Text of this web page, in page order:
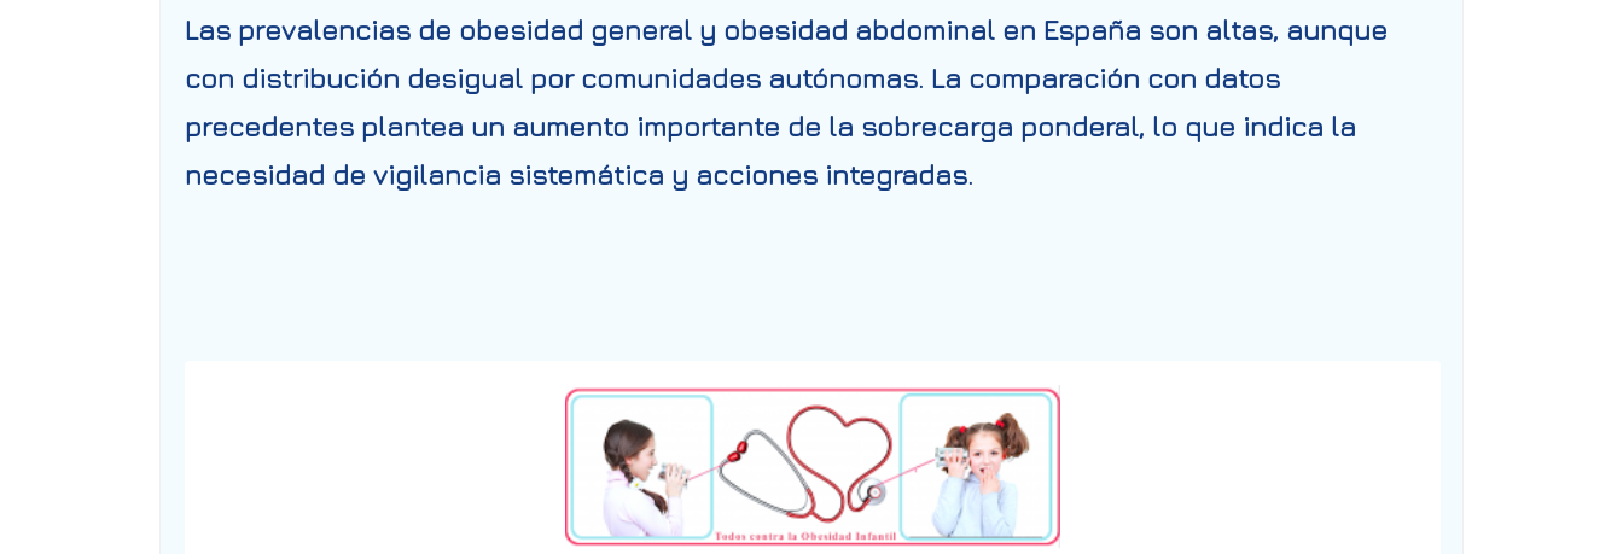
Las prevalencias de obesidad general y obesidad abdominal en España son altas, aunque
con distribución desigual por comunidades autónomas. La comparación con datos
precedentes plantea un aumento importante de la sobrecarga ponderal, lo que indica la
necesidad de vigilancia sistemática y acciones integradas.